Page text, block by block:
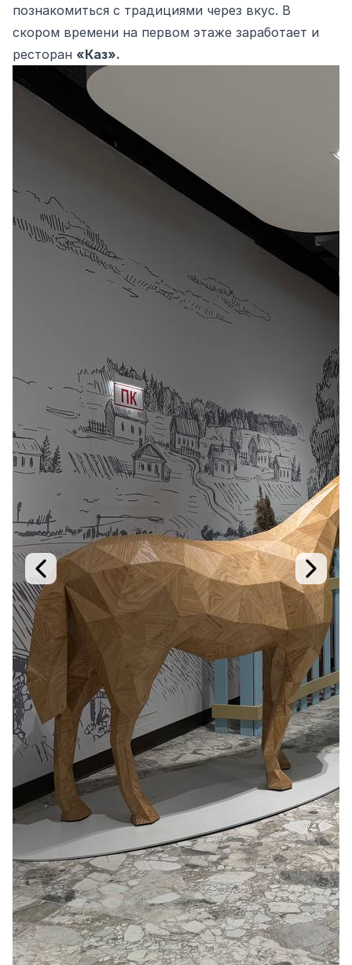
познакомиться с традициями через вкус. В
скором времени на первом этаже заработает и
ресторан «Каз».